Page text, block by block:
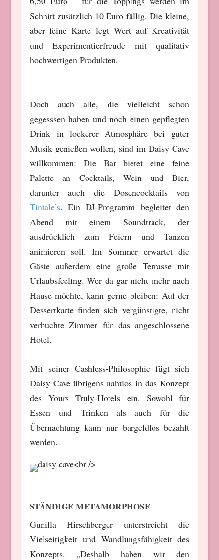
Schnitt zusätzlich 10 Euro fällig. Die kleine,
aber feine Karte legt Wert auf Kreativität
und Experimentierfreude mit qualitativ
hochwertigen Produkten.
Doch auch alle, die vielleicht schon
gegesssen haben und noch einen gepflegten
Drink in lockerer Atmosphäre bei guter
Musik genießen wollen, sind im Daisy Cave
willkommen: Die Bar bietet eine feine
Palette an Cocktails, Wein und Bier,
darunter auch die Dosencocktails von
Tintale’s. Ein DJ-Programm begleitet den
Abend mit einem Soundtrack, der
ausdrücklich zum Feiern und Tanzen
animieren soll. Im Sommer erwartet die
Gäste außerdem eine große Terrasse mit
Urlaubsfeeling. Wer da gar nicht mehr nach
Hause möchte, kann gerne bleiben: Auf der
Dessertkarte finden sichvergünstigte, nicht
verbuchte Zimmer für das angeschlossene
Hotel.
Mit seiner Cashless-Philosophie fügt sich
Daisy Cave übrigens nahtlos in das Konzept
des Yours Truly-Hotels ein. Sowohl für
Essen und Trinken als auch für die
Übernachtung kann nur bargeldlos bezahlt
werden.
STÄNDIGE METAMORPHOSE
Gunilla Hirschberger unterstreicht die
Vielseitigkeit und Wandlungsfähigkeit des
Konzepts. „Deshalb haben wir den